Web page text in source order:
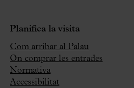
Planifica la visita
Com arribar al Palau
On comprar les entrades
Normativa
Accessibilitat